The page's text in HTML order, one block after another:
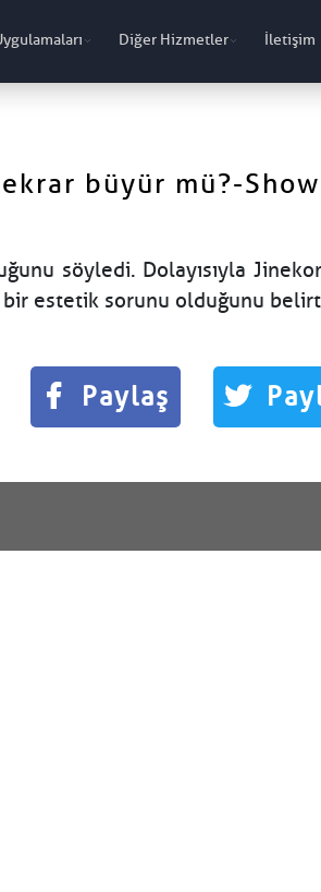
Diğer Hizmetler İletişim
büyür mü?-
söyledi. Dolayısıyla
bir estetik sorunu olduğunu
Paylaş